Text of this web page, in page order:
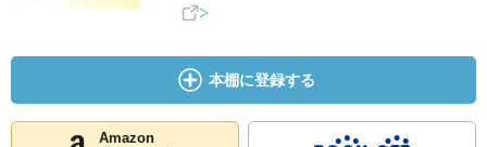
本棚に登録する
Amazon